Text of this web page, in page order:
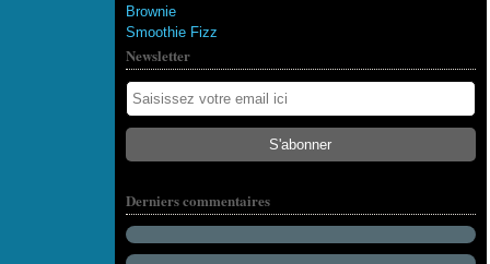
Brownie
Smoothie Fizz
Newsletter
Derniers commentaires